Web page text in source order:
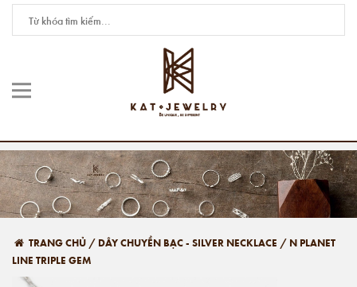
TRANG CHỦ / DÂY CHUYỀN BẠC - SILVER NECKLACE / N PLANET
LINE TRIPLE GEM